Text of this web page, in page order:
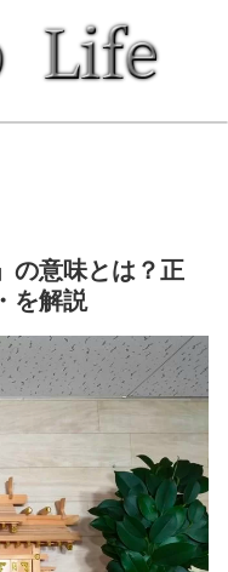
の意味とは？正
を解説